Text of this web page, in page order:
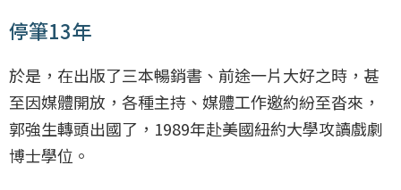
停筆13年
於是，在出版了三本暢銷書、前途一片大好之時，甚
至因媒體開放，各種主持、媒體工作邀約紛至沓來，
郭強生轉頭出國了，1989年赴美國紐約大學攻讀戲劇
博士學位。